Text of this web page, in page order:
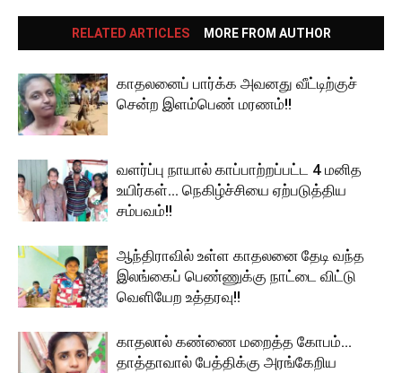
RELATED ARTICLES MORE FROM AUTHOR
காதலனைப் பார்க்க அவனது வீட்டிற்குச்
சென்ற இளம்பெண் மரணம்!!
வளர்ப்பு நாயால் காப்பாற்றப்பட்ட 4 மனித
உயிர்கள்… நெகிழ்ச்சியை ஏற்படுத்திய
சம்பவம்!!
ஆந்திராவில் உள்ள காதலனை தேடி வந்த
இலங்கைப் பெண்ணுக்கு நாட்டை விட்டு
வெளியேற உத்தரவு!!
காதலால் கண்ணை மறைத்த கோபம்…
தாத்தாவால் பேத்திக்கு அரங்கேறிய